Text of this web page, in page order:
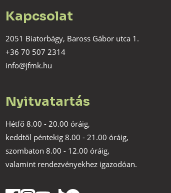
Kapcsolat
2051 Biatorbágy, Baross Gábor utca 1.
+36 70 507 2314
info@jfmk.hu
Nyitvatartás
Hétfő 8.00 - 20.00 óráig,
keddtől péntekig 8.00 - 21.00 óráig,
szombaton 8.00 - 12.00 óráig,
valamint rendezvényekhez igazodóan.